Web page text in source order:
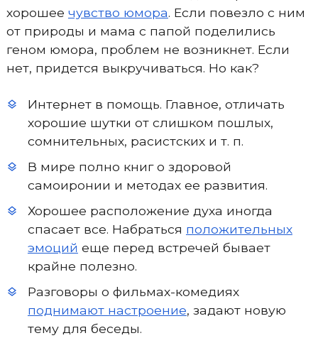
хорошее чувство юмора. Если повезло с ним
от природы и мама с папой поделились
геном юмора, проблем не возникнет. Если
нет, придется выкручиваться. Но как?
Интернет в помощь. Главное, отличать
хорошие шутки от слишком пошлых,
сомнительных, расистских и т. п.
В мире полно книг о здоровой
самоиронии и методах ее развития.
Хорошее расположение духа иногда
спасает все. Набраться положительных
эмоций еще перед встречей бывает
крайне полезно.
Разговоры о фильмах-комедиях
поднимают настроение, задают новую
тему для беседы.